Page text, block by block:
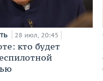
28 июл, 20:45
кто будет